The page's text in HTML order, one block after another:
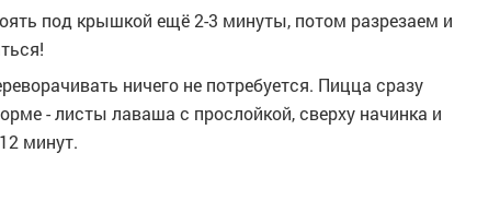
под крышкой ещё 2-3 минуты, потом разрезаем и
ничего не потребуется. Пицца сразу
- листы лаваша с прослойкой, сверху начинка и
минут.